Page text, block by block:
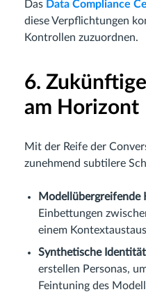
Das Data Compliance
diese Verpflichtungen
Kontrollen zuzuordnen.
6.
am Horizont
Mit der Reife der
zunehmend subtilere
Modellübergreifende
Einbettungen
einem
Synthetische
erstellen Personas,
Feintuning des